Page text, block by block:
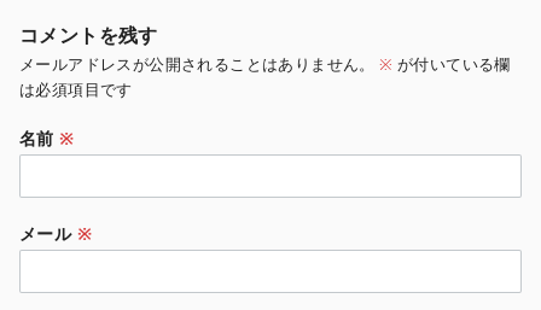
コメントを残す
メールアドレスが公開されることはありません。 ※ が付いている欄
は必須項目です
名前※
メール ※